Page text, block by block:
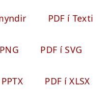
PDF í Texti
PDF í SVG
PDF í XLSX